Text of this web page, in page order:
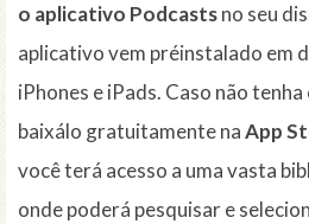
o aplicativo Podcastsno seu
aplicativo vem préinstalado em
iPhones e iPads. Caso não
baixálo gratuitamente naApp
você terá acesso a uma vasta
onde poderá pesquisar e